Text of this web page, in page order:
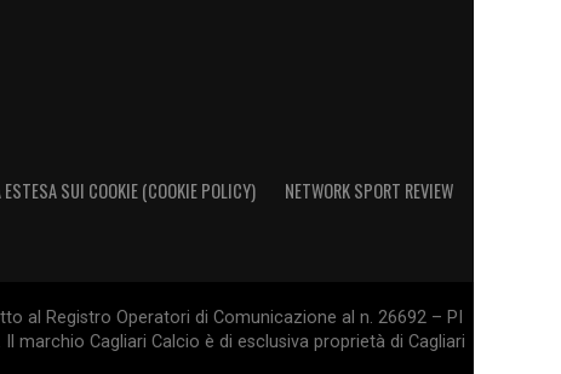
ESTESA SUI COOKIE (COOKIE POLICY) NETWORK SPORT REVIEW
al Registro Operatori di Comunicazione al n. 26692 – PI
marchio Cagliari Calcio è di esclusiva proprietà di Cagliari